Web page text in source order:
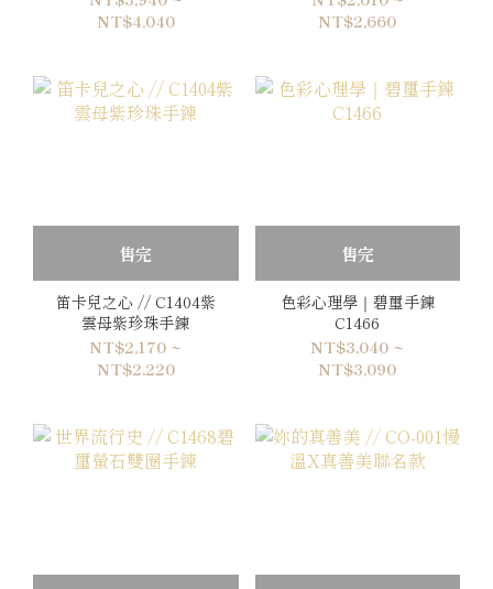
NT$4,040
NT$2,660
售完
笛卡兒之心 // C1404紫
雲母紫珍珠手鍊
NT$2,170 ~
NT$2,220
售完
色彩心理學｜碧璽手鍊
C1466
NT$3,040 ~
NT$3,090